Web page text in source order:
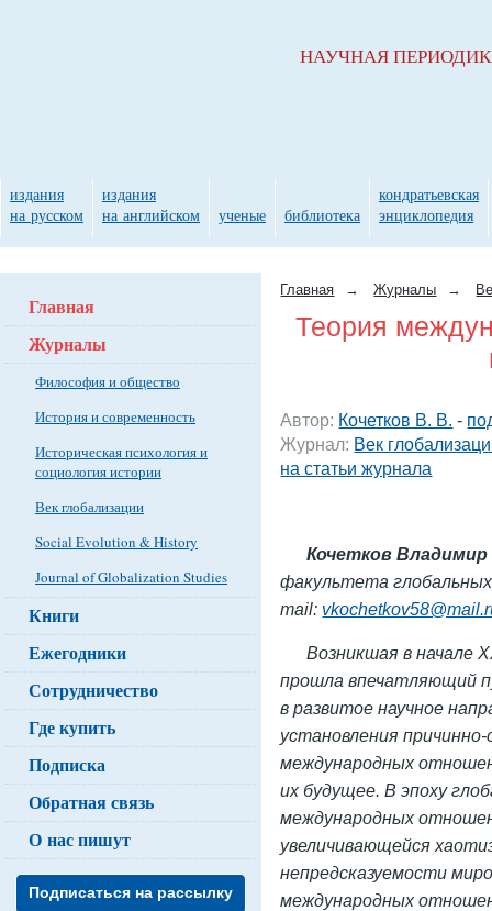
Главная → Журналы →
Теория
Автор: Кочетков В. В. -
Журнал: Век
на статьи журнала
Кочетков
факультета
mail:
Возникшая в начале
прошла впечатляющий
в развитое научное
установления
международных
их будущее. В эпоху
международных
увеличивающейся
непредсказуемости
международных
Главная
Журналы
Философия и общество
История и современность
Историческая психология и
социология истории
Век глобализации
Social Evolution & History
Journal of Globalization Studies
Книги
Ежегодники
Сотрудничество
Где купить
Подписка
Обратная связь
О нас пишут
Подписаться на рассылку
НАУЧНАЯ
издания
на русском
издания
на английском
ученые библиотека
кондратьевская
энциклопедия